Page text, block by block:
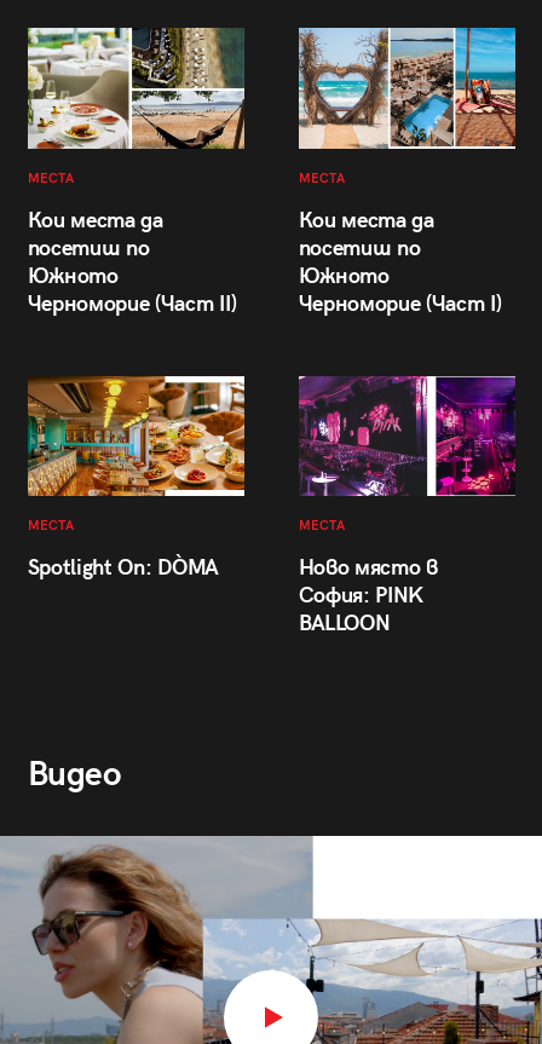
МЕСТА
Кои места да
посетиш по
Южното
Черноморие (Част II)
МЕСТА
Кои места да
посетиш по
Южното
Черноморие (Част I)
МЕСТА
Spotlight On: DÒMA
МЕСТА
Ново място в
София: PINK
BALLOON
Видео